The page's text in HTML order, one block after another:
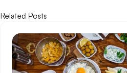
Related Posts